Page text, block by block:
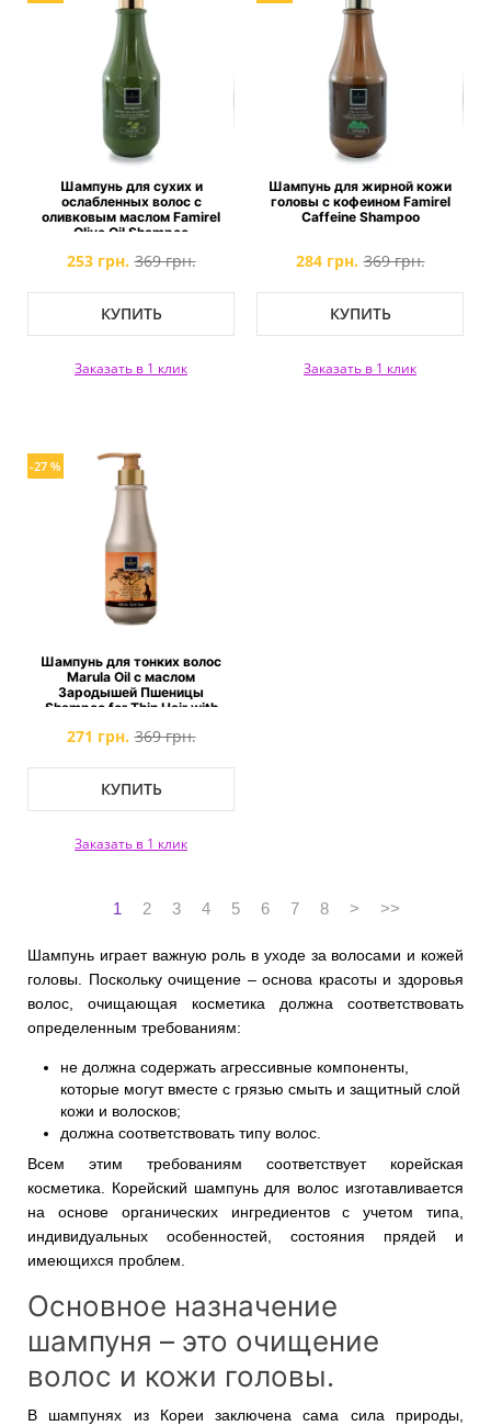
Шампунь для сухих и
ослабленных волос с
оливковым маслом Famirel
Olive Oil Shampoo
253 грн. 369 грн.
КУПИТЬ
Заказать в 1 клик
Шампунь для жирной кожи
головы с кофеином Famirel
Caffeine Shampoo
284 грн. 369 грн.
КУПИТЬ
Заказать в 1 клик
-27 %
Шампунь для тонких волос
Marula Oil с маслом
Зародышей Пшеницы
Shampoo for Thin Hair with
271 грн. 369 грн.
КУПИТЬ
Заказать в 1 клик
1 2 3 4 5 6 7 8 > >>
Шампунь играет важную роль в уходе за волосами и кожей
головы. Поскольку очищение – основа красоты и здоровья
волос, очищающая косметика должна соответствовать
определенным требованиям:
не должна содержать агрессивные компоненты,
которые могут вместе с грязью смыть и защитный слой
кожи и волосков;
должна соответствовать типу волос.
Всем этим требованиям соответствует корейская
косметика. Корейский шампунь для волос изготавливается
на основе органических ингредиентов с учетом типа,
индивидуальных особенностей, состояния прядей и
имеющихся проблем.
Основное назначение
шампуня – это очищение
волос и кожи головы.
В шампунях из Кореи заключена сама сила природы,